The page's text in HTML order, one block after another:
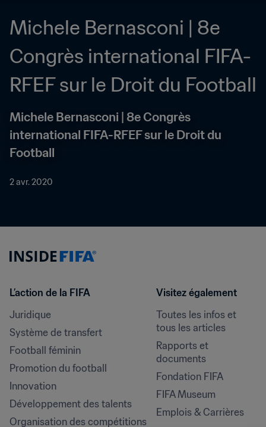
Michele Bernasconi | 8e
Congrès international FIFA-
RFEF sur le Droit du Football
Michele Bernasconi | 8e Congrès
international FIFA-RFEF sur le Droit du
Football
2 avr. 2020
L’action de la FIFA
Juridique
Système de transfert
Football féminin
Promotion du football
Innovation
Développement des talents
Organisation des compétitions
Visitez également
Toutes les infos et
tous les articles
Rapports et
documents
Fondation FIFA
FIFA Museum
Emplois & Carrières